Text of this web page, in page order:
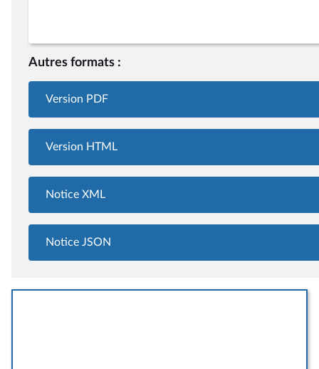
Autres formats :
Version PDF
Version HTML
Notice XML
Notice JSON